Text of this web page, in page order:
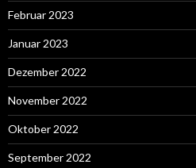
Februar 2023
Januar 2023
Dezember 2022
November 2022
Oktober 2022
September 2022